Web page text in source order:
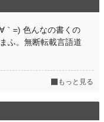
｀=) 色んなの書くの
ふ。無断転載言語道
もっと見る